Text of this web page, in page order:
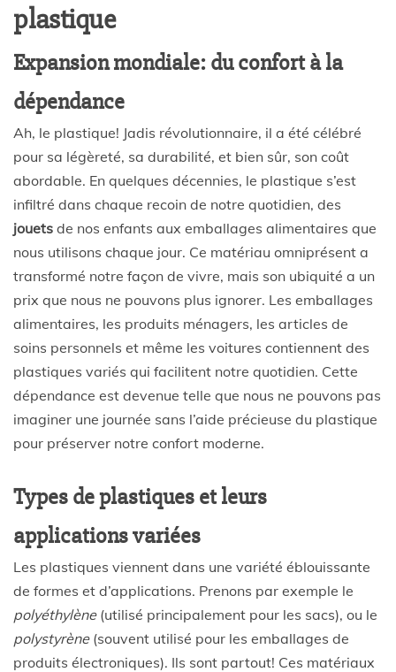
plastique
Expansion mondiale: du confort à la
dépendance
Ah, le plastique! Jadis révolutionnaire, il a été célébré
pour sa légèreté, sa durabilité, et bien sûr, son coût
abordable. En quelques décennies, le plastique s’est
infiltré dans chaque recoin de notre quotidien, des
jouets de nos enfants aux emballages alimentaires que
nous utilisons chaque jour. Ce matériau omniprésent a
transformé notre façon de vivre, mais son ubiquité a un
prix que nous ne pouvons plus ignorer. Les emballages
alimentaires, les produits ménagers, les articles de
soins personnels et même les voitures contiennent des
plastiques variés qui facilitent notre quotidien. Cette
dépendance est devenue telle que nous ne pouvons pas
imaginer une journée sans l’aide précieuse du plastique
pour préserver notre confort moderne.
Types de plastiques et leurs
applications variées
Les plastiques viennent dans une variété éblouissante
de formes et d’applications. Prenons par exemple le
polyéthylène(utilisé principalement pour les sacs), ou le
polystyrène(souvent utilisé pour les emballages de
produits électroniques). Ils sont partout! Ces matériaux